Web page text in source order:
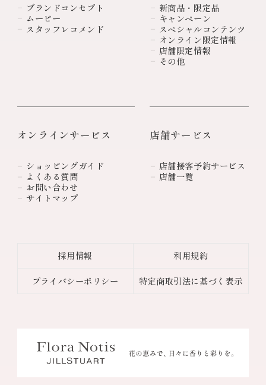
ブランドコンセプト
ムービー
スタッフレコメンド
新商品・限定品
キャンペーン
スペシャルコンテンツ
オンライン限定情報
店舗限定情報
その他
オンラインサービス
ショッピングガイド
よくある質問
お問い合わせ
サイトマップ
店舗サービス
店舗接客予約サービス
店舗一覧
採用情報
プライバシーポリシー
利用規約
特定商取引法に基づく表示